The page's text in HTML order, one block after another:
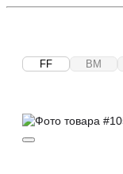
FF BM